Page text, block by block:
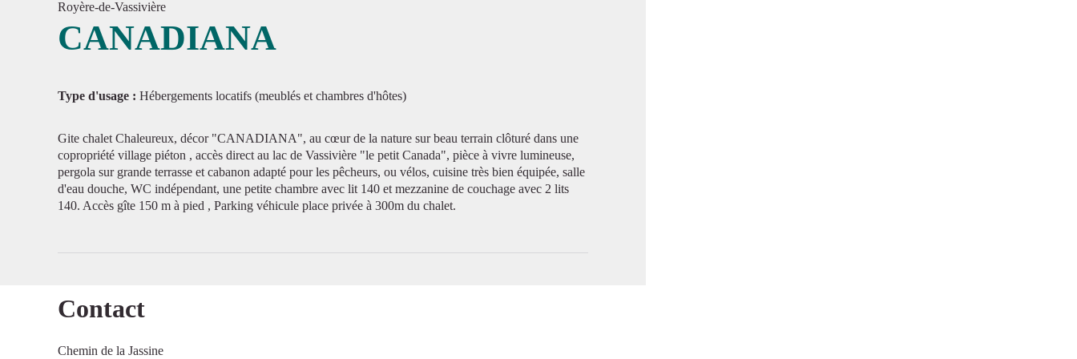
Royère-de-Vassivière
CANADIANA
Type d'usage : Hébergements locatifs (meublés et chambres d'hôtes)
Gite chalet Chaleureux, décor "CANADIANA", au cœur de la nature sur beau terrain clôturé dans une
copropriété village piéton , accès direct au lac de Vassivière "le petit Canada", pièce à vivre lumineuse,
pergola sur grande terrasse et cabanon adapté pour les pêcheurs, ou vélos, cuisine très bien équipée, salle
d'eau douche, WC indépendant, une petite chambre avec lit 140 et mezzanine de couchage avec 2 lits
140. Accès gîte 150 m à pied , Parking véhicule place privée à 300m du chalet.
Contact
Chemin de la Jassine